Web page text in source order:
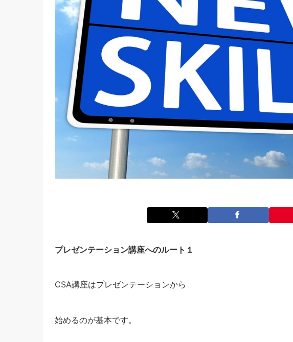
プレゼンテーション講座へのルート１
CSA講座はプレゼンテーションから
始めるのが基本です。